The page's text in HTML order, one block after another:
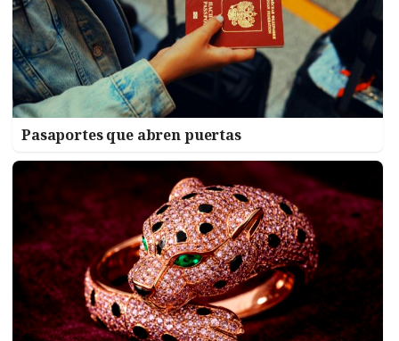
Pasaportes que abren puertas